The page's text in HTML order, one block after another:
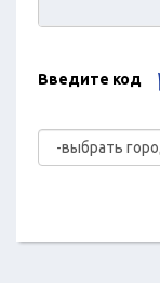
Введите код